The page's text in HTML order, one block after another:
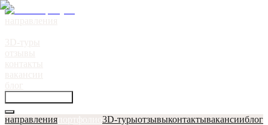
направления 3D-турыотзывыконтактывакансииблог